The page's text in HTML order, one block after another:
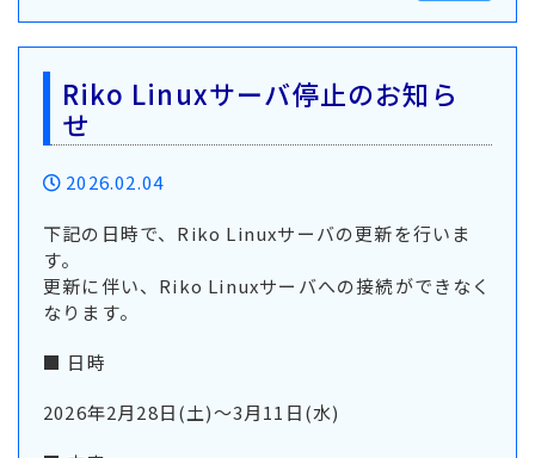
Riko Linuxサーバ停止のお知ら
せ
2026.02.04
下記の日時で、Riko Linuxサーバの更新を行いま
す。
更新に伴い、Riko Linuxサーバへの接続ができなく
なります。
■ 日時
2026年2月28日(土)～3月11日(水)